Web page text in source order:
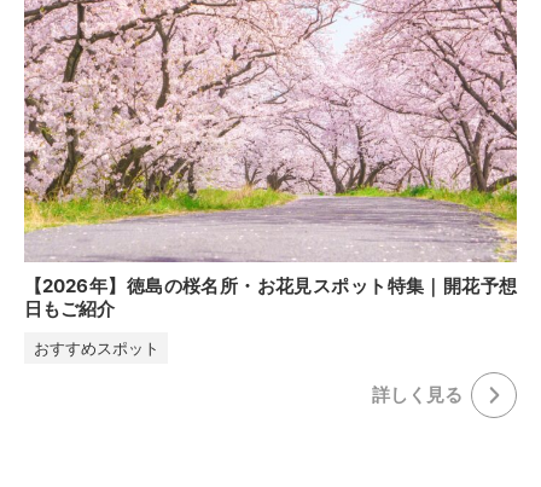
【2026年】徳島の桜名所・お花見スポット特集｜開花予想
日もご紹介
おすすめスポット
詳しく⾒る